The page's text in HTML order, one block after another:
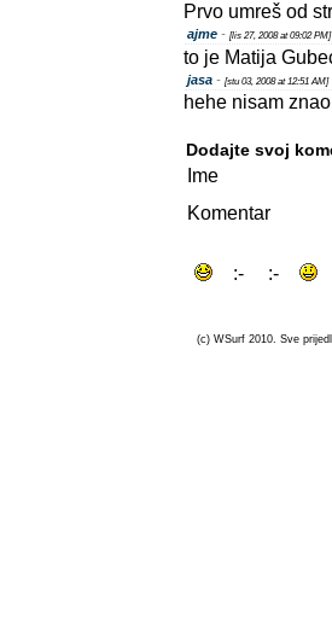
Prvo umreš od
ajme - [lis 27, 2008 at 09:02 PM]
to je Matija
jasa - [stu 03, 2008 at 12:51 AM]
hehe nisam
Dodajte svoj
Ime
Komentar
(c) WSurf 2010. Sve